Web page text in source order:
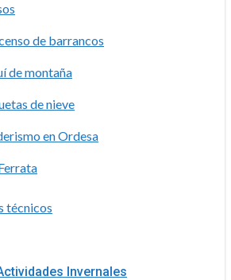
de barrancos
de montaña
de nieve
en Ordesa
técnicos
Invernales